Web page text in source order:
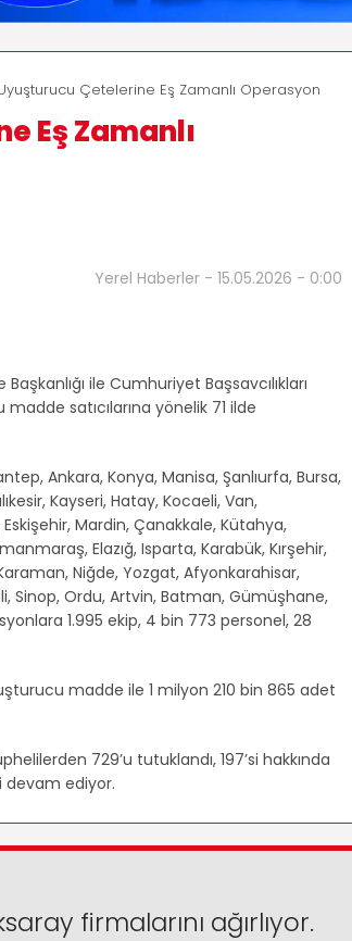
Çetelerine Eş Zamanlı Operasyon
Eş Zamanlı
Yerel Haberler - 15.05.2026 - 0:00
ile Cumhuriyet Başsavcılıkları
satıcılarına yönelik 71 ilde
Ankara, Konya, Manisa, Şanlıurfa, Bursa,
Kayseri, Hatay, Kocaeli, Van,
Mardin, Çanakkale, Kütahya,
Elazığ, Isparta, Karabük, Kırşehir,
Niğde, Yozgat, Afyonkarahisar,
Sinop, Ordu, Artvin, Batman, Gümüşhane,
1.995 ekip, 4 bin 773 personel, 28
madde ile 1 milyon 210 bin 865 adet
729’u tutuklandı, 197’si hakkında
devam ediyor.
firmalarını ağırlıyor.